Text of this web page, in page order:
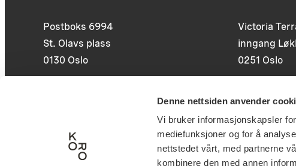
Denne nettsiden anvender
Vi bruker informasjonskapsler
mediefunksjoner og for å
nettstedet vårt, med partnerne
kombinere den med annen
Postboks 6994
St. Olavs plass
0130 Oslo
Victoria
inngang
0251 Oslo